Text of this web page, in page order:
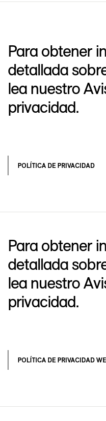
Para obtener
detallada
lea nuestro
privacidad.
POLÍTICA DE PRIVACIDAD
Para obtener
detallada
lea nuestro
privacidad.
POLÍTICA DE PRIVACIDAD